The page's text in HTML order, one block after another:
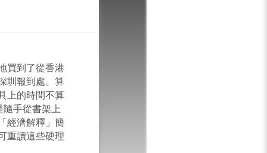
買到了從香港
圳報到處。算
上的時間不算
手從書架上
經濟解釋」簡
重讀這些硬理